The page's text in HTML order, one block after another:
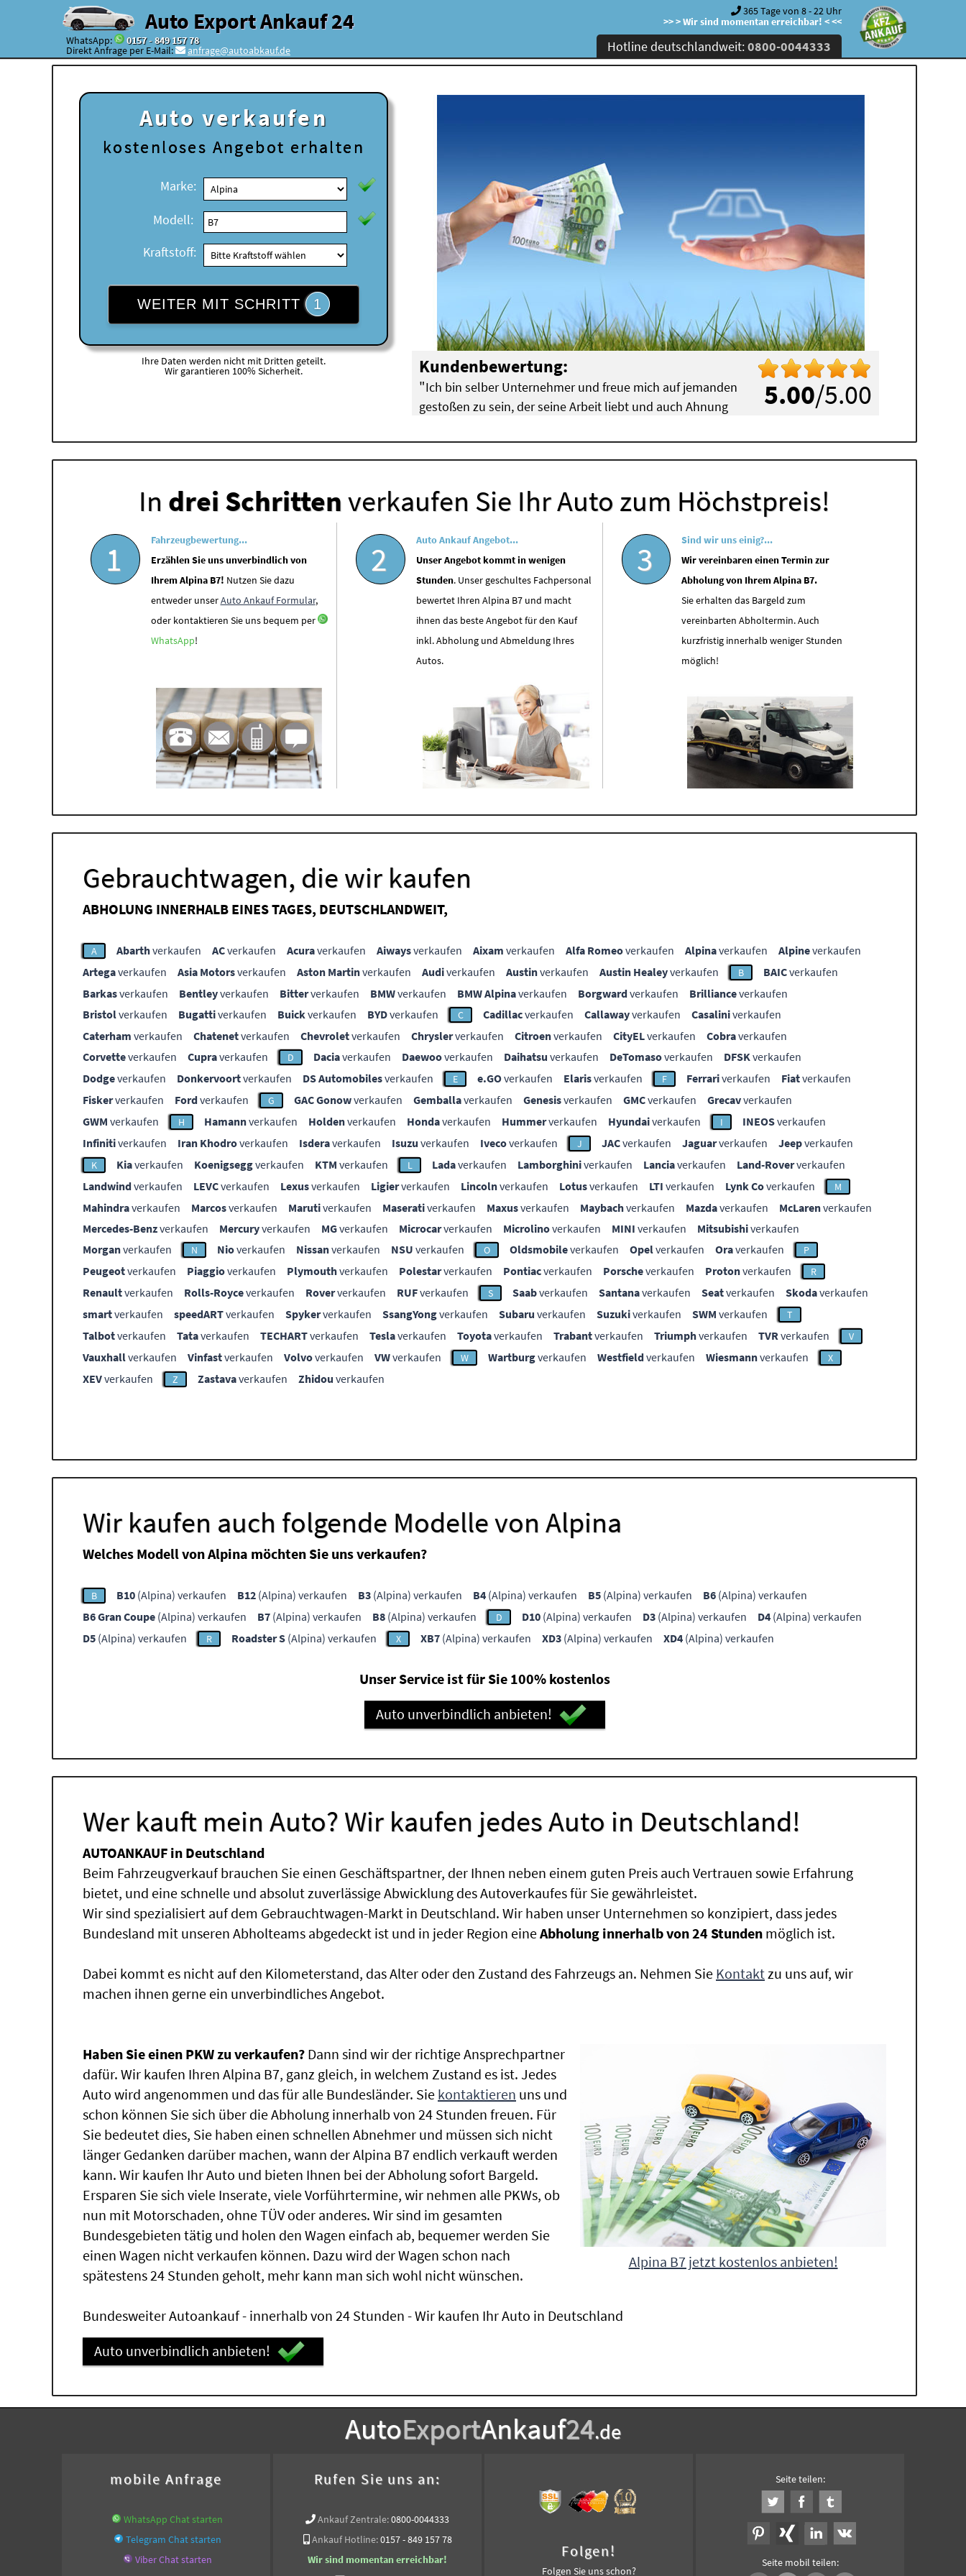
Auto Export Ankauf 24
WhatsApp: 0157 - 849 157 78
Direkt Anfrage per E-Mail: anfrage@autoabkauf.de
365 Tage von 8 - 22 Uhr
>> > Wir sind momentan erreichbar! < <<
Hotline deutschlandweit:0800-0044333
Auto verkaufen
kostenloses Angebot erhalten
Marke:
Modell:
Kraftstoff:
WEITER MIT SCHRITT 1
Ihre Daten werden nicht mit Dritten geteilt.
Wir garantieren 100% Sicherheit.
5.00/5.00
Kundenbewertung:
"Ich bin selber Unternehmer und freue mich auf jemanden
gestoßen zu sein, der seine Arbeit liebt und auch Ahnung
Breuer aus Köln Pulheim (BMW Motorschaden)
In drei Schrittenverkaufen Sie Ihr Auto zum Höchstpreis!
1
Fahrzeugbewertung...
Erzählen Sie uns unverbindlich von
Ihrem Alpina B7! Nutzen Sie dazu
entweder unserAuto Ankauf Formular,
oder kontaktieren Sie uns bequem per
WhatsApp!
2
Auto Ankauf Angebot...
Unser Angebot kommt in wenigen
Stunden. Unser geschultes Fachpersonal
bewertet Ihren Alpina B7 und macht
ihnen das beste Angebot für den Kauf
inkl. Abholung und Abmeldung Ihres
Autos.
3
Sind wir uns einig?...
Wir vereinbaren einen Termin zur
Abholung von Ihrem Alpina B7.
Sie erhalten das Bargeld zum
vereinbarten Abholtermin. Auch
kurzfristig innerhalb weniger Stunden
möglich!
Gebrauchtwagen, die wir kaufen
ABHOLUNG INNERHALB EINES TAGES, DEUTSCHLANDWEIT,
A Abarthverkaufen ACverkaufen Acuraverkaufen Aiwaysverkaufen Aixam verkaufen Alfa Romeoverkaufen Alpinaverkaufen Alpineverkaufen
Artegaverkaufen Asia Motorsverkaufen Aston Martinverkaufen Audiverkaufen Austinverkaufen Austin Healeyverkaufen B BAICverkaufen
Barkasverkaufen Bentleyverkaufen Bitterverkaufen BMWverkaufen BMW Alpinaverkaufen Borgwardverkaufen Brillianceverkaufen
Bristolverkaufen Bugattiverkaufen Buickverkaufen BYDverkaufen C Cadillacverkaufen Callawayverkaufen Casaliniverkaufen
Caterham verkaufen Chatenetverkaufen Chevroletverkaufen Chryslerverkaufen Citroenverkaufen CityELverkaufen Cobraverkaufen
Corvetteverkaufen Cupraverkaufen D Daciaverkaufen Daewooverkaufen Daihatsu verkaufen DeTomasoverkaufen DFSKverkaufen
Dodgeverkaufen Donkervoortverkaufen DS Automobilesverkaufen E e.GOverkaufen Elarisverkaufen F Ferrariverkaufen Fiatverkaufen
Fiskerverkaufen Fordverkaufen G GAC Gonowverkaufen Gemballaverkaufen Genesisverkaufen GMCverkaufen Grecavverkaufen
GWM verkaufen H Hamannverkaufen Holdenverkaufen Hondaverkaufen Hummerverkaufen Hyundaiverkaufen I INEOSverkaufen
Infinitiverkaufen Iran Khodroverkaufen Isderaverkaufen Isuzu verkaufen Ivecoverkaufen J JACverkaufen Jaguarverkaufen Jeepverkaufen
K Kiaverkaufen Koenigseggverkaufen KTM verkaufen L Ladaverkaufen Lamborghiniverkaufen Lanciaverkaufen Land-Roververkaufen
Landwindverkaufen LEVCverkaufen Lexusverkaufen Ligierverkaufen Lincolnverkaufen Lotusverkaufen LTI verkaufen Lynk Coverkaufen M
Mahindraverkaufen Marcosverkaufen Marutiverkaufen Maserativerkaufen Maxusverkaufen Maybachverkaufen Mazdaverkaufen McLarenverkaufen
Mercedes-Benzverkaufen Mercuryverkaufen MGverkaufen Microcarverkaufen Microlinoverkaufen MINI verkaufen Mitsubishiverkaufen
Morganverkaufen N Nioverkaufen Nissanverkaufen NSU verkaufen O Oldsmobileverkaufen Opelverkaufen Oraverkaufen P
Peugeotverkaufen Piaggioverkaufen Plymouthverkaufen Polestarverkaufen Pontiacverkaufen Porscheverkaufen Protonverkaufen R
Renaultverkaufen Rolls-Royceverkaufen Roververkaufen RUFverkaufen S Saabverkaufen Santanaverkaufen Seatverkaufen Skodaverkaufen
smartverkaufen speedARTverkaufen Spykerverkaufen SsangYongverkaufen Subaru verkaufen Suzukiverkaufen SWM verkaufen T
Talbotverkaufen Tataverkaufen TECHARTverkaufen Teslaverkaufen Toyotaverkaufen Trabantverkaufen Triumphverkaufen TVRverkaufen V
Vauxhallverkaufen Vinfastverkaufen Volvoverkaufen VWverkaufen W Wartburgverkaufen Westfieldverkaufen Wiesmannverkaufen X
XEVverkaufen Z Zastavaverkaufen Zhidou verkaufen
Wir kaufen auch folgende Modelle von Alpina
Welches Modell von Alpina möchten Sie uns verkaufen?
B B10 (Alpina) verkaufen B12 (Alpina) verkaufen B3 (Alpina) verkaufen B4 (Alpina) verkaufen B5 (Alpina) verkaufen B6 (Alpina) verkaufen
B6 Gran Coupe (Alpina) verkaufen B7 (Alpina) verkaufen B8 (Alpina) verkaufen D D10 (Alpina) verkaufen D3 (Alpina) verkaufen D4 (Alpina) verkaufen
D5 (Alpina) verkaufen R Roadster S (Alpina) verkaufen X XB7 (Alpina) verkaufen XD3 (Alpina) verkaufen XD4 (Alpina) verkaufen
Unser Service ist für Sie 100% kostenlos
Auto unverbindlich anbieten!
Wer kauft mein Auto? Wir kaufen jedes Auto in Deutschland!
AUTOANKAUF in Deutschland
Beim Fahrzeugverkauf brauchen Sie einen Geschäftspartner, der Ihnen neben einem guten Preis auch Vertrauen sowie Erfahrung
bietet, und eine schnelle und absolut zuverlässige Abwicklung des Autoverkaufes für Sie gewährleistet.
Wir sind spezialisiert auf dem Gebrauchtwagen-Markt in Deutschland. Wir haben unser Unternehmen so konzipiert, dass jedes
Bundesland mit unseren Abholteams abgedeckt ist und in jeder Region eineAbholung innerhalb von 24 Stunden möglich ist.
Dabei kommt es nicht auf den Kilometerstand, das Alter oder den Zustand des Fahrzeugs an. Nehmen Sie Kontaktzu uns auf, wir
machen ihnen gerne ein unverbindliches Angebot.
Alpina B7 jetzt kostenlos anbieten!
Haben Sie einen PKW zu verkaufen? Dann sind wir der richtige Ansprechpartner
dafür. Wir kaufen Ihren Alpina B7, ganz gleich, in welchem Zustand es ist. Jedes
Auto wird angenommen und das für alle Bundesländer. Sie kontaktieren uns und
schon können Sie sich über die Abholung innerhalb von 24 Stunden freuen. Für
Sie bedeutet dies, Sie haben einen schnellen Abnehmer und müssen sich nicht
länger Gedanken darüber machen, wann der Alpina B7 endlich verkauft werden
kann. Wir kaufen Ihr Auto und bieten Ihnen bei der Abholung sofort Bargeld.
Ersparen Sie sich viele Inserate, viele Vorführtermine, wir nehmen alle PKWs, ob
nun mit Motorschaden, ohne TÜV oder anderes. Wir sind im gesamten
Bundesgebieten tätig und holen den Wagen einfach ab, bequemer werden Sie
einen Wagen nicht verkaufen können. Dazu wird der Wagen schon nach
spätestens 24 Stunden geholt, mehr kann man sich wohl nicht wünschen.
Bundesweiter Autoankauf - innerhalb von 24 Stunden - Wir kaufen Ihr Auto in Deutschland
Auto unverbindlich anbieten!
AutoExportAnkauf24.de
mobile Anfrage
WhatsApp Chat starten
Telegram Chat starten
Viber Chat starten
Rufen Sie uns an:
Ankauf Zentrale:0800-0044333
Ankauf Hotline:0157 - 849 157 78
Wir sind momentan erreichbar!
Folgen!
Folgen Sie uns schon?
Seite teilen:
Seite mobil teilen: